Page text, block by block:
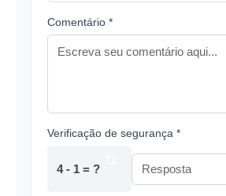
Comentário *
Verificação de segurança *
4 - 1 = ?